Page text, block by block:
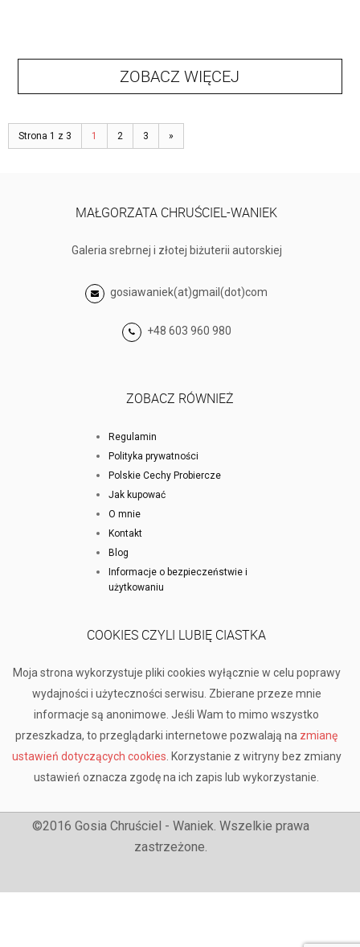
ZOBACZ WIĘCEJ
Strona 1 z 3 1 2 3 »
MAŁGORZATA CHRUŚCIEL-WANIEK
Galeria srebrnej i złotej biżuterii autorskiej
gosiawaniek(at)gmail(dot)com
+48 603 960 980
ZOBACZ RÓWNIEŻ
Regulamin
Polityka prywatności
Polskie Cechy Probiercze
Jak kupować
O mnie
Kontakt
Blog
Informacje o bezpieczeństwie i
użytkowaniu
COOKIES CZYLI LUBIĘ CIASTKA
Moja strona wykorzystuje pliki cookies wyłącznie w celu poprawy
wydajności i użyteczności serwisu. Zbierane przeze mnie
informacje są anonimowe. Jeśli Wam to mimo wszystko
przeszkadza, to przeglądarki internetowe pozwalają na zmianę
ustawień dotyczących cookies . Korzystanie z witryny bez zmiany
ustawień oznacza zgodę na ich zapis lub wykorzystanie.
©2016 Gosia Chruściel - Waniek. Wszelkie prawa
zastrzeżone.